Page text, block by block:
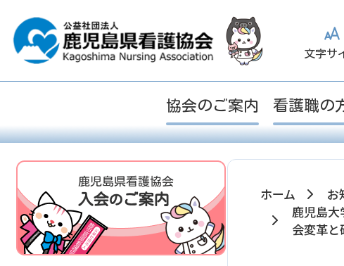
文字サ
協会のご案内 看護職の
ホーム
お
鹿児島
会変革